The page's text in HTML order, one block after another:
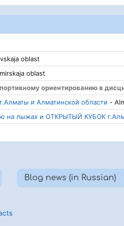
oblast
oblast
ориентированию в
и Алматинской области -
на лыжах и ОТКРЫТЫЙ КУБОК
Blog news (in Russian)